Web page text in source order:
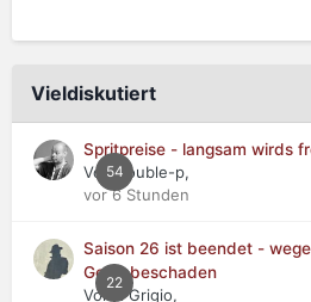
Vieldiskutiert
54
Spritpreise - langsam wirds
Von double-p,
vor 6 Stunden
22
Saison 26 ist beendet -
Getriebeschaden
Von Il Grigio,